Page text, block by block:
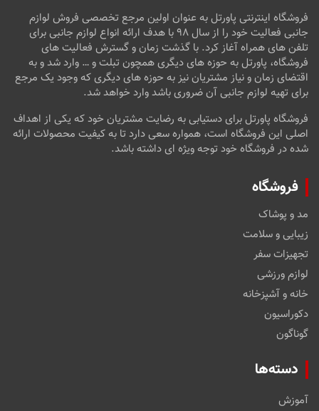
فروشگاه اینترنتی پاورتل به عنوان اولین مرجع تخصصی فروش لوازم
جانبی فعالیت خود را از سال ۹۸ با هدف ارائه انواع لوازم جانبی برای
تلفن های همراه آغاز کرد. با گذشت زمان و گسترش فعالیت های
فروشگاه، پاورتل به حوزه های دیگری همچون تبلت و … وارد شد و به
اقتضای زمان و نیاز مشتریان نیز به حوزه های دیگری که وجود یک مرجع
برای تهیه لوازم جانبی آن ضروری باشد وارد خواهد شد.
فروشگاه پاورتل برای دستیابی به رضایت مشتریان خود که یکی از اهداف
اصلی این فروشگاه است، همواره سعی دارد تا به کیفیت محصولات ارائه
شده در فروشگاه خود توجه ویژه ای داشته باشد.
فروشگاه
مد و پوشاک
زیبایی و سلامت
تجهیزات سفر
لوازم ورزشی
خانه و آشپزخانه
دکوراسیون
گوناگون
دسته‌ها
آموزش